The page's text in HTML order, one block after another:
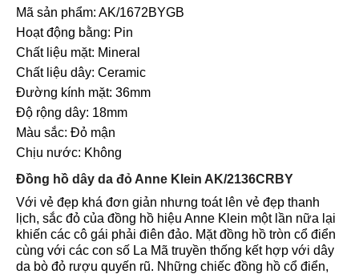
Mã sản phẩm: AK/1672BYGB
Hoạt động bằng: Pin
Chất liệu mặt: Mineral
Chất liệu dây: Ceramic
Đường kính mặt: 36mm
Độ rộng dây: 18mm
Màu sắc: Đỏ mận
Chịu nước: Không
Đồng hồ dây da đỏ Anne Klein AK/2136CRBY
Với vẻ đẹp khá đơn giản nhưng toát lên vẻ đẹp thanh
lịch, sắc đỏ của đồng hồ hiệu Anne Klein một lần nữa lại
khiến các cô gái phải điên đảo. Mặt đồng hồ tròn cổ điển
cùng với các con số La Mã truyền thống kết hợp với dây
da bò đỏ rượu quyến rũ. Những chiếc đồng hồ cổ điển,